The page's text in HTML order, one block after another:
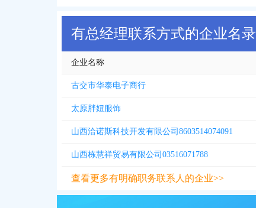
有总经理联系方式的企业名录
企业名称
古交市华泰电子商行
太原胖妞服饰
山西洽诺斯科技开发有限公司8603514074091
山西栋慧祥贸易有限公司03516071788
查看更多有明确职务联系人的企业>>